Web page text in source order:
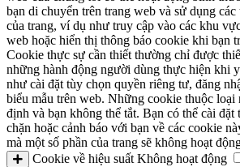
bạn di chuyển trên trang web và sử dụng các
của trang, ví dụ như truy cập vào các khu
web hoặc hiển thị thông báo cookie khi bạn
Cookie thực sự cần thiết thường chỉ được
những hành động người dùng thực hiện khi
như cài đặt tùy chọn quyền riêng tư, đăng
biểu mẫu trên web. Những cookie thuộc loại
định và bạn không thể tắt. Bạn có thể cài đặt
chặn hoặc cảnh báo với bạn về các cookie
mà một số phần của trang sẽ không hoạt
Cookie về hiệu suất Không hoạt động